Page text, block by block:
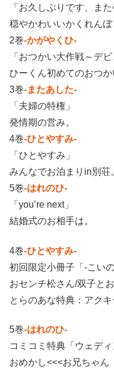
「お久しぶりです、また
穏やかわいいかくれんぼ
2巻-かがやくひ-
「おつかい大作戦～デビ
ひーくん初めてのおつか
3巻-またあした-
「夫婦の特権」
発情期の営み。
4巻-ひとやすみ-
「ひとやすみ」
みんなでお泊まりin別荘
5巻-はれのひ-
「you’re next」
結婚式のお相手は。
4巻-ひとやすみ-
初回限定小冊子「-こいの
おセンチ松さん/双子と
とらのあな特典：アク
5巻-はれのひ-
コミコミ特典「ウェディ
おめかし<<<お兄ちゃん